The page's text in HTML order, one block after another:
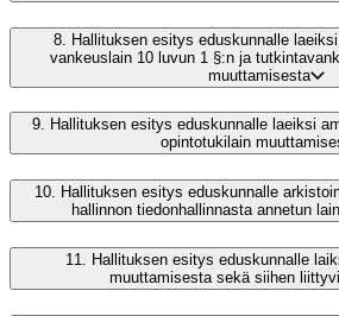
8. Hallituksen esitys eduskunnalle
vankeuslain 10 luvun 1 §:n ja
muuttamisesta
9. Hallituksen esitys eduskunnalle laeiksi
opintotukilain
10. Hallituksen esitys eduskunnalle
hallinnon tiedonhallinnasta annetun
11.
Hallituksen esitys eduskunnalle
muuttamisesta sekä siihen